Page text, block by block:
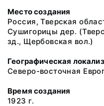
Место создания
Россия, Тверская
Сушигорицы дер.
зд., Щербовская вол.)
Географическая
Северо-восточная
Время создания
1923 г.